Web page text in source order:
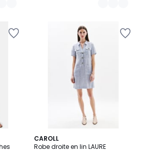
CAROLL
Robe droite en lin LAURE